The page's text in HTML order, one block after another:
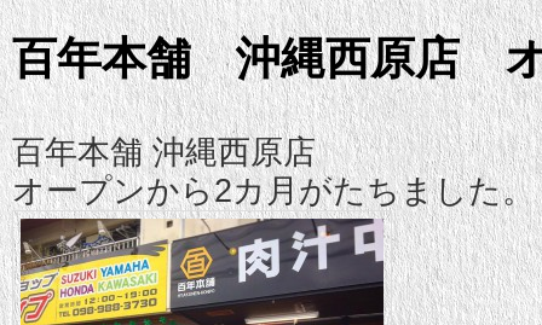
百年本舗 沖縄西原店
百年本舗 沖縄西原店
オープンから2カ月がたちました。